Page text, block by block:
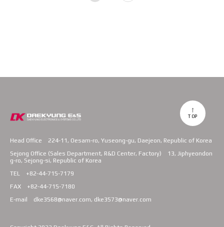
Head Office
224-11, Oesam-ro, Yuseong-gu, Daejeon, Republic of Korea
Sejong Office (Sales Department, R&D Center, Factory)
13, Jiphyeondon
g-ro, Sejong-si, Republic of Korea
TEL
+82-44-715-7179
FAX
+82-44-715-7180
E-mail
dke3568@naver.com, dke3573@naver.com
TOP